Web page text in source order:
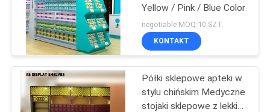
Yellow / Pink / Blue Color
negotiable MOQ:10 SZT.
KONTAKT
Półki sklepowe apteki w
stylu chińskim Medyczne
stojaki sklepowe z lekkim